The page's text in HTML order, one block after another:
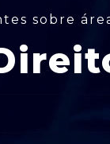
sobre